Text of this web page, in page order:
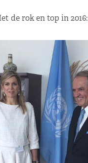
de rok en top in 2016: